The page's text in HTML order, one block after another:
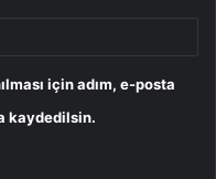
için adım, e-posta
kaydedilsin.